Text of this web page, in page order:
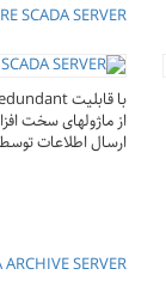
SCADA SERVER
از ماژولهای سخت
ارسال اطلاعات توسط
SERVER